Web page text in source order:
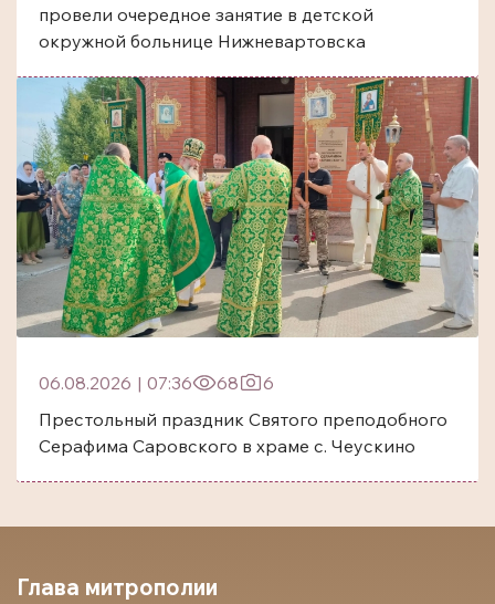
провели очередное занятие в детской
окружной больнице Нижневартовска
06.08.2026 | 07:36 68
6
Престольный праздник Святого преподобного
Серафима Саровского в храме с. Чеускино
Глава митрополии